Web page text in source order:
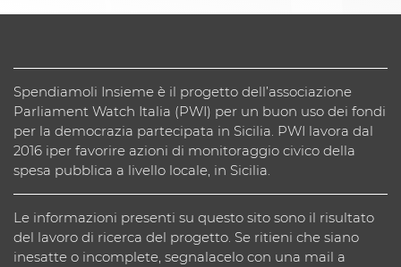
Spendiamoli Insieme è il progetto dell’associazione
Parliament Watch Italia (PWI) per un buon uso dei fondi
per la democrazia partecipata in Sicilia. PWI lavora dal
2016 iper favorire azioni di monitoraggio civico della
spesa pubblica a livello locale, in Sicilia.
Le informazioni presenti su questo sito sono il risultato
del lavoro di ricerca del progetto. Se ritieni che siano
inesatte o incomplete, segnalacelo con una mail a